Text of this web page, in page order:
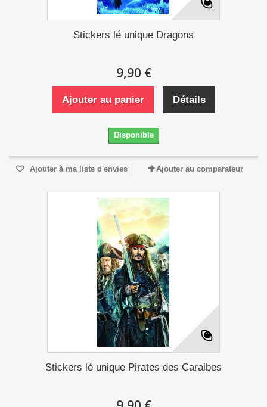
Stickers lé unique Dragons
9,90 €
Ajouter au panier Détails
Disponible
Ajouter à ma liste d'envies Ajouter au comparateur
Stickers lé unique Pirates des Caraibes